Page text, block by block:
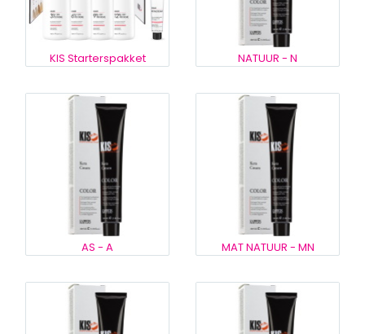
KIS Starterspakket NATUUR - N
AS - A MAT NATUUR - MN